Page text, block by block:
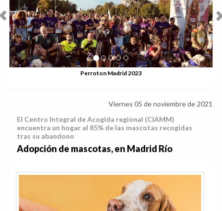
Perroton Madrid 2023
Viernes 05 de noviembre de 2021
El Centro Integral de Acogida regional (CIAMM)
encuentra un hogar al 85% de las mascotas recogidas
tras su abandono
Adopción de mascotas, en Madrid Río